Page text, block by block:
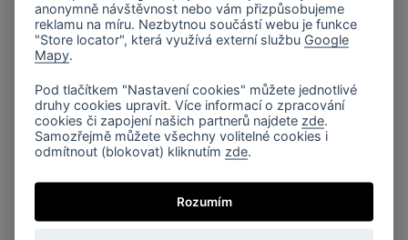
nejmodernějších technologií, díky nimž se
sklárna řadí mezi nejmodernější na světě.
Díky těmto špičkovým technologiím
vyrábímeBOMMA Cullet– studiové sklo
vhodné pro sklářská studia po celém světě.
Pec Světluška nyní zajistí ještě vyšší produkci
tohoto materiálu.
anonymně návštěvnost nebo vám přizpůsobujeme
reklamu na míru. Nezbytnou součástí webu je funkce
"Store locator", která využívá externí službu Google
Mapy
Pod tlačítkem "Nastavení cookies" můžete jednotlivé
druhy cookies upravit. Více informací o zpracování
cookies či zapojení našich partnerů najdete zde
Samozřejmě můžete všechny volitelné cookies i
odmítnout (blokovat) kliknutím zde
Rozumím